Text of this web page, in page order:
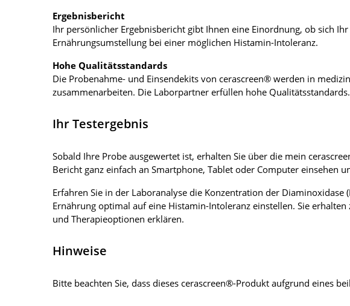
Ergebnisbericht
Ihr persönlicher Ergebnisbericht gibt Ihnen eine Einordnung, ob sich
Ernährungsumstellung bei einer möglichen Histamin-Intoleranz.
Hohe Qualitätsstandards
Die Probenahme- und Einsendekits von cerascreen® werden in
zusammenarbeiten. Die Laborpartner erfüllen hohe Qualitätsstandards.
Ihr Testergebnis
Sobald Ihre Probe ausgewertet ist, erhalten Sie über die mein
Bericht ganz einfach an Smartphone, Tablet oder Computer einsehen
Erfahren Sie in der Laboranalyse die Konzentration der
Ernährung optimal auf eine Histamin-Intoleranz einstellen. Sie
und Therapieoptionen erklären.
Hinweise
Bitte beachten Sie, dass dieses cerascreen®-Produkt aufgrund eines